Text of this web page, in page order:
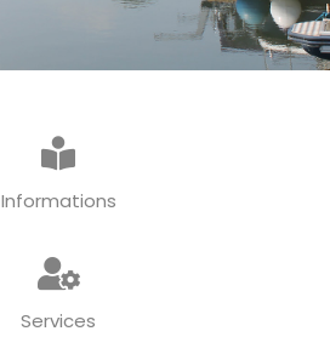
Informations
Services